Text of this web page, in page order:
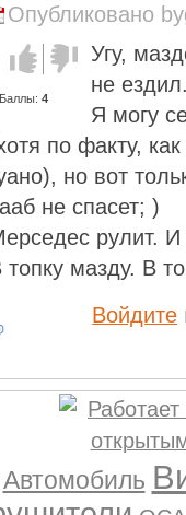
Опубликовано
Голос за!Голос
против!
Баллы: 4
Угу,
не
Я могу
по факту,
но вот
не спасет; )
рулит.
топку мазду. В
Войдите
Автомобиль